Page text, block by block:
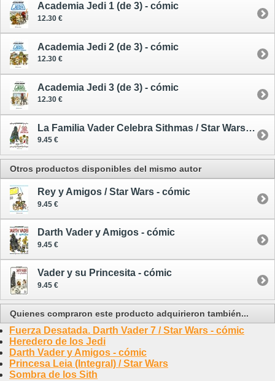
Academia Jedi 1 (de 3) - cómic
12.30 €
Academia Jedi 2 (de 3) - cómic
12.30 €
Academia Jedi 3 (de 3) - cómic
12.30 €
La Familia Vader Celebra Sithmas / Star Wars - cómic
9.45 €
Otros productos disponibles del mismo autor
Rey y Amigos / Star Wars - cómic
9.45 €
Darth Vader y Amigos - cómic
9.45 €
Vader y su Princesita - cómic
9.45 €
Quienes compraron este producto adquirieron también...
Fuerza Desatada. Darth Vader 7 / Star Wars - cómic
Heredero de los Jedi
Darth Vader y Amigos - cómic
Princesa Leia (Integral) / Star Wars
Sombra de los Sith